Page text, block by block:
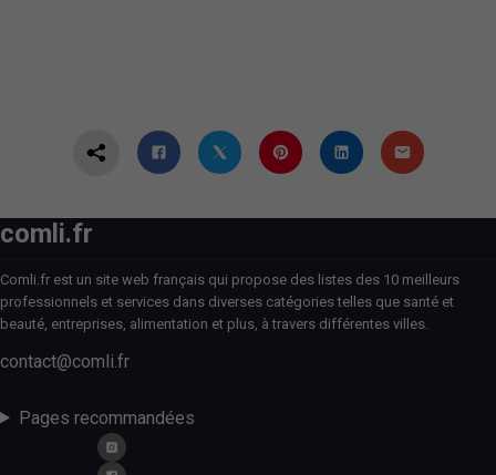
comli.fr
Comli.fr est un site web français qui propose des listes des 10 meilleurs
professionnels et services dans diverses catégories telles que santé et
beauté, entreprises, alimentation et plus, à travers différentes villes.
contact@comli.fr
Pages recommandées